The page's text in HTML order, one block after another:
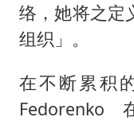
络，她将之定
组织」。
在不断累积